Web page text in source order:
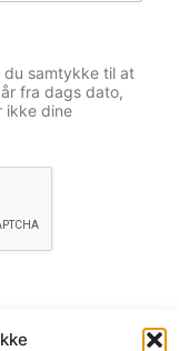
du samtykke til at
fra dags dato,
ikke dine